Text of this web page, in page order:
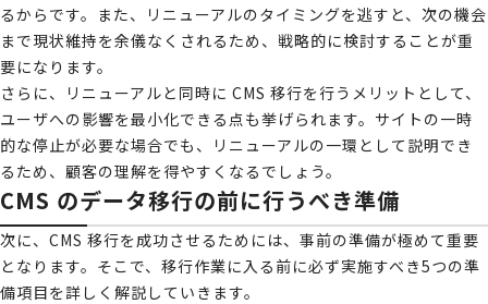
るからです。また、リニューアルのタイミングを逃すと、次の機会
まで現状維持を余儀なくされるため、戦略的に検討することが重
要になります。
さらに、リニューアルと同時に CMS 移行を行うメリットとして、
ユーザへの影響を最小化できる点も挙げられます。サイトの一時
的な停止が必要な場合でも、リニューアルの一環として説明でき
るため、顧客の理解を得やすくなるでしょう。
CMS のデータ移行の前に行うべき準備
次に、CMS 移行を成功させるためには、事前の準備が極めて重要
となります。そこで、移行作業に入る前に必ず実施すべき5つの準
備項目を詳しく解説していきます。